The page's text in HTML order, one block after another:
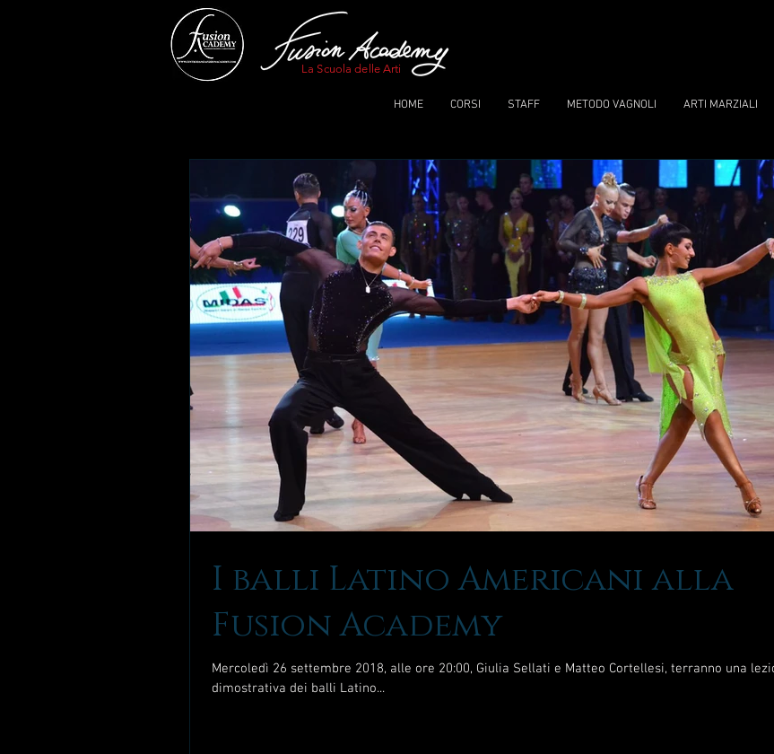
La Scuola delle Arti
HOME CORSI STAFF METODO VAGNOLI ARTI MARZIALI
I balli Latino Americani alla
Fusion Academy
Mercoledì 26 settembre 2018, alle ore 20:00, Giulia Sellati e Matteo Cortellesi, terranno una
dimostrativa dei balli Latino...